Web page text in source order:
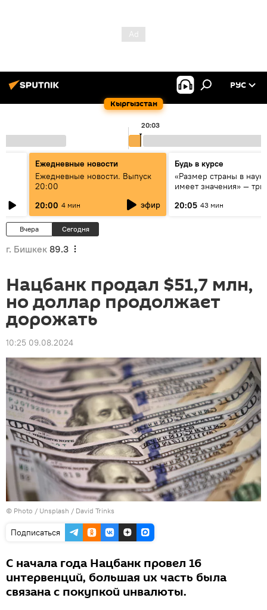
Кыргызстан
РУС
20:03
Ежедневные новости
Ежедневные новости. Выпуск
20:00
20:00 4 мин эфир
Будь в курсе
«Размер страны в
имеет значения» — три
России и Кыргызстана
20:05 43 мин
Вчера Сегодня
г. Бишкек 89.3
Нацбанк продал $51,7 млн,
но доллар продолжает
дорожать
10:25 09.08.2024
© Photo / Unsplash / David Trinks
Подписаться
С начала года Нацбанк провел 16
интервенций, большая их часть была
связана с покупкой инвалюты.